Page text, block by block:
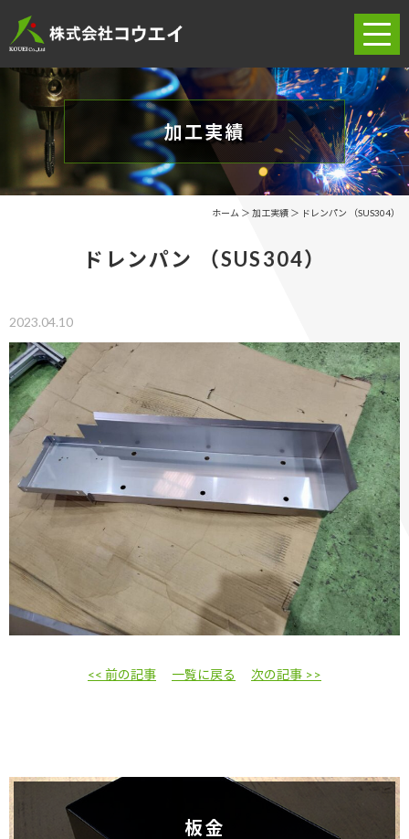
加工実績
ホーム ＞ 加工実績 ＞ ドレンパン （SUS304）
ドレンパン （SUS304）
2023.04.10
<< 前の記事 一覧に戻る 次の記事 >>
板金
ホーム
当社の強み
加工実績
求人情報